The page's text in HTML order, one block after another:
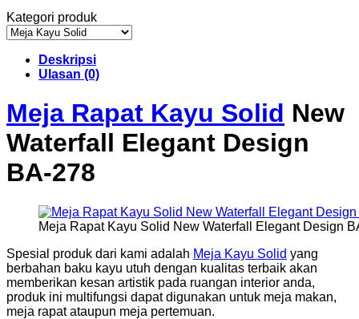
Kategori produk
Deskripsi
Ulasan (0)
Meja Rapat Kayu Solid New
Waterfall Elegant Design
BA-278
Meja Rapat Kayu Solid New Waterfall Elegant Design
Spesial produk dari kami adalah Meja Kayu Solid yang
berbahan baku kayu utuh dengan kualitas terbaik akan
memberikan kesan artistik pada ruangan interior anda,
produk ini multifungsi dapat digunakan untuk meja makan,
meja rapat ataupun meja pertemuan.